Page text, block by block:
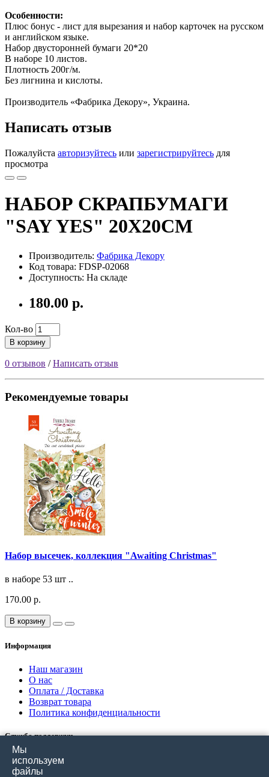
Особенности:
Плюс бонус - лист для вырезания и набор карточек на русском
и английском языке.
Набор двусторонней бумаги 20*20
В наборе 10 листов.
Плотность 200г/м.
Без лигнина и кислоты.
Производитель «Фабрика Декору», Украина.
Написать отзыв
Пожалуйста авторизуйтесь или зарегистрируйтесь для
просмотра
НАБОР СКРАПБУМАГИ
"SAY YES" 20X20СМ
Производитель: Фабрика Декору
Код товара: FDSP-02068
Доступность: На складе
180.00 р.
Кол-во
В корзину
0 отзывов /Написать отзыв
Рекомендуемые товары
Набор высечек, коллекция "Awaiting Christmas"
в наборе 53 шт ..
170.00 р.
В корзину
Информация
Наш магазин
О нас
Оплата / Доставка
Возврат товара
Политика конфиденциальности
Служба поддержки
Связаться с нами
Отзывы покупателей
Мы
используем
файлы